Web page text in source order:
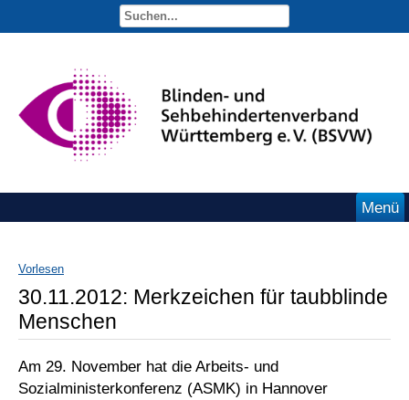
Menü
Vorlesen
30.11.2012: Merkzeichen für taubblinde
Menschen
Am 29. November hat die Arbeits- und
Sozialministerkonferenz (ASMK) in Hannover